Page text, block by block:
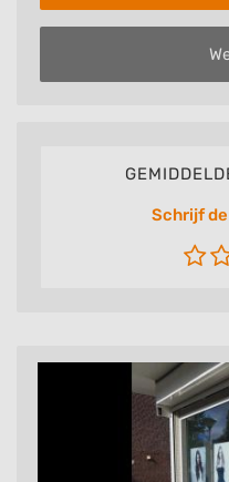
Schrijf